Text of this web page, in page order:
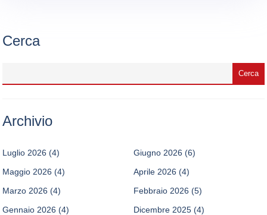
Cerca
Archivio
Luglio 2026 (4) Giugno 2026 (6)
Maggio 2026 (4) Aprile 2026 (4)
Marzo 2026 (4) Febbraio 2026 (5)
Gennaio 2026 (4) Dicembre 2025 (4)